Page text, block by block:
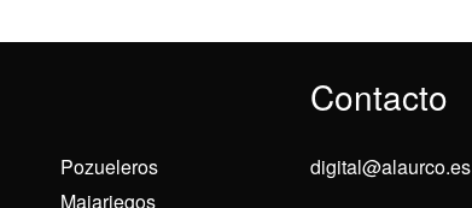
Contacto
Pozueleros
Majariegos
digital@alaurco.es